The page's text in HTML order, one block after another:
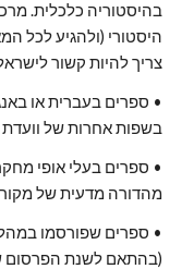
בהיסטוריה כלכלית.
צריך להיות קשור
• ספרים בעברית או
בשפות אחרות של
• ספרים בעלי אופי
מהדורה מדעית של
• ספרים שפורסמו
(בהתאם לשנת הפרסום